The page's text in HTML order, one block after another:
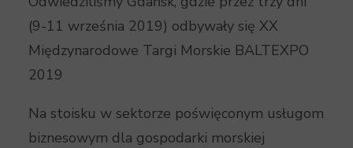
(9-11 września 2019) odbywały się XX
Międzynarodowe Targi Morskie BALTEXPO
2019
Na stoisku w sektorze poświęconym usługom
biznesowym dla gospodarki morskiej